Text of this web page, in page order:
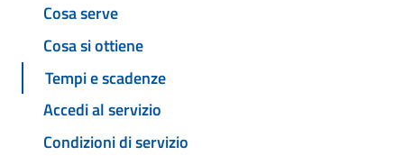
Cosa serve
Cosa si ottiene
Tempi e scadenze
Accedi al servizio
Condizioni di servizio